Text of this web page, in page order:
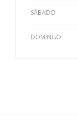
SÁBADO
DOMINGO